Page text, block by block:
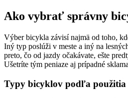
Ako vybrať správny
Výber bicykla závisí najmä od toho,
Iný typ poslúži v meste a iný na
preto, čo od jazdy očakávate, ešte
Ušetríte tým peniaze aj prípadné
Typy bicyklov podľa použitia